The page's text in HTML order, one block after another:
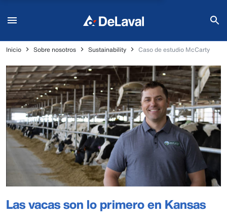
Inicio Sobre nosotros Sustainability Caso de estudio McCarty
Las vacas son lo primero en Kansas